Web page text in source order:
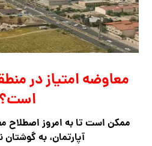
است؟
ممکن است تا به امروز اصطلاح
آپارتمان، به